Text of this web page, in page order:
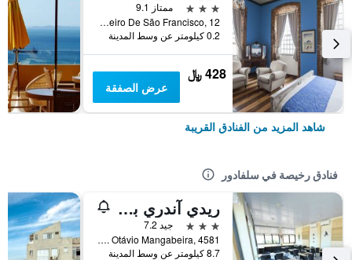
3 نجوم
ممتاز 9.1
Largo Do Cruzeiro De São Francisco, 12, سلفادور, البرازيل
0.2 كيلومتر عن وسط المدينة
428 ﷼
عرض الصفقة
شاهد المزيد من الفنادق القريبة
فنادق رخيصة في سلفادور
ريدي آندري بلازا سالفادور
3 نجوم
جيد 7.2
Av. Otávio Mangabeira, 4581, سلفادور, البرازيل
8.7 كيلومتر عن وسط المدينة